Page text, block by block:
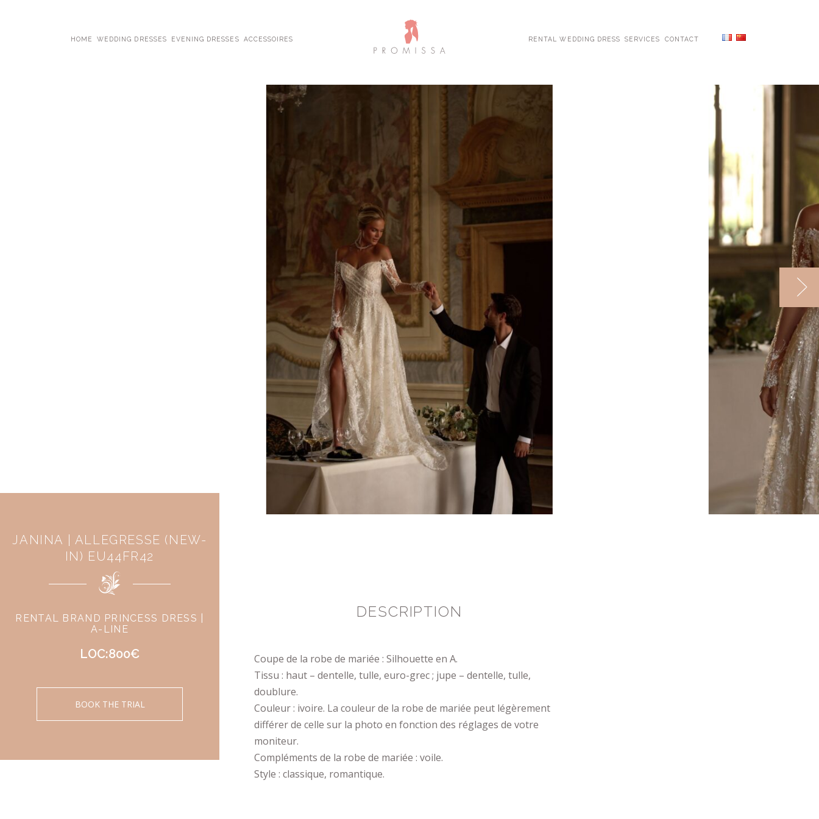
HOME WEDDING DRESSES EVENING DRESSES ACCESSOIRES RENTAL WEDDING DRESS SERVICES CONTACT
JANINA | ALLEGRESSE (NEW-
IN) EU44FR42
RENTAL BRAND PRINCESS DRESS |
A-LINE
LOC:800€
BOOK THE TRIAL
DESCRIPTION
Coupe de la robe de mariée : Silhouette en A.
Tissu : haut – dentelle, tulle, euro-grec ; jupe – dentelle, tulle,
doublure.
Couleur : ivoire. La couleur de la robe de mariée peut légèrement
différer de celle sur la photo en fonction des réglages de votre
moniteur.
Compléments de la robe de mariée : voile.
Style : classique, romantique.